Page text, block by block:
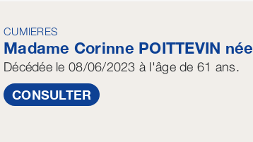
CUMIERES
Madame Corinne POITTEVIN née
Décédéele 08/06/2023 à l'âge de 61 ans.
CONSULTER